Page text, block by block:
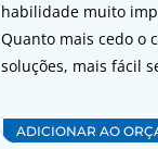
habilidade muito
Quanto mais cedo o
soluções, mais fácil
ADICIONAR AO